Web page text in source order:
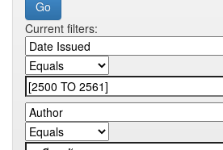
Current filters: